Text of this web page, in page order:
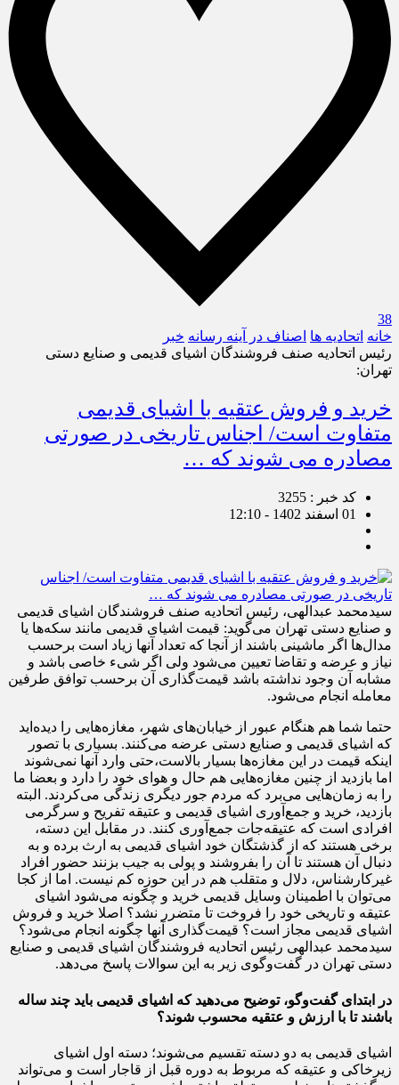
38
خانه اتحادیه ها اصناف در آینه رسانه خبر
رئیس اتحادیه صنف فروشندگان اشیای قدیمی و صنایع دستی
تهران:
خرید و فروش عتقیه با اشیای قدیمی
متفاوت است/ اجناس تاریخی در صورتی
مصادره می شوند که …
کد خبر : 3255
01 اسفند 1402 - 12:10
سیدمحمد عبدالهی، رئیس اتحادیه صنف فروشندگان اشیای قدیمی
و صنایع دستی تهران می‌گوید:‌ قیمت اشیای قدیمی مانند سکه‌ها یا
مدال‌ها اگر ماشینی باشند از آنجا که تعداد آنها زیاد است برحسب
نیاز و عرضه و تقاضا تعیین می‌شود ولی اگر شیء خاصی باشد و
مشابه آن وجود نداشته باشد قیمت‌گذاری آن برحسب توافق طرفین
معامله انجام می‌شود.
حتما شما هم هنگام عبور از خیابان‌های شهر، مغازه‌هایی را دیده‌اید
که اشیای قدیمی و صنایع دستی عرضه می‌کنند. بسیاری با تصور
اینکه قیمت در این مغازه‌ها بسیار بالاست،‌حتی وارد آنها نمی‌شوند
اما بازدید از چنین مغازه‌هایی هم حال و هوای خود را دارد و بعضا ما
را به زمان‌هایی می‌برد که مردم جور دیگری زندگی می‌کردند. البته
بازدید،‌ خرید و جمع‌آوری اشیای قدیمی و عتیقه تفریح و سرگرمی
افرادی است که عتیقه‌جات جمع‌آوری کنند. در مقابل این دسته،
برخی هستند که از گذشتگان خود اشیای قدیمی به ارث برده‌ و به
دنبال آن هستند تا آن را بفروشند و پولی به جیب بزنند حضور افراد
غیرکارشناس،‌ دلال و متقلب هم در این حوزه کم نیست. اما از کجا
می‌توان با اطمینان وسایل قدیمی خرید و چگونه می‌شود اشیای
عتیقه و تاریخی خود را فروخت تا متضرر نشد؟ اصلا خرید و فروش
اشیای قدیمی مجاز است؟ قیمت‌گذاری آنها چگونه انجام می‌شود؟
سیدمحمد عبدالهی رئیس اتحادیه فروشندگان اشیای قدیمی و صنایع
دستی تهران در گفت‌وگوی زیر به این سوالات پاسخ می‌دهد.
در ابتدای گفت‌وگو، توضیح می‌دهید که اشیای قدیمی باید چند ساله
باشند تا با ارزش و عتقیه محسوب شوند؟
اشیای قدیمی به دو دسته تقسیم می‌شوند؛‌ دسته اول اشیای
زیرخاکی و عتیقه که مربوط به دوره قبل از قاجار است و می‌تواند